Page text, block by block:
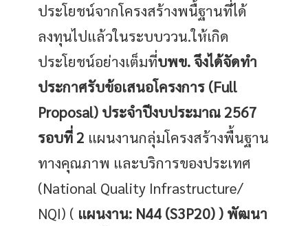
ประโยชน์จากโครงสร้างพนื้ฐานที่ได้
ลงทุนไปแล้วในระบบววน.ให้เกิด
ประโยชน์อย่างเต็มที่บพข. จึงได้จัดทำ
ประกาศรับข้อเสนอโครงการ (Full
Proposal) ประจำปีงบประมาณ 2567
รอบที่ 2 แผนงานกลุ่มโครงสร้างพื้นฐาน
ทางคุณภาพ และบริการของประเทศ
(National Quality Infrastructure/
NQI) ( แผนงาน: N44 (S3P20) ) พัฒนา